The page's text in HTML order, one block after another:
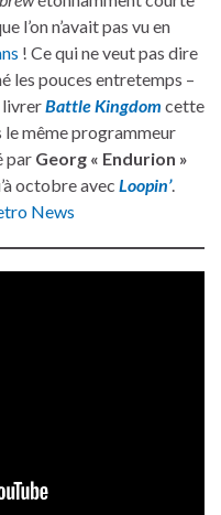
l’on n’avait pas vu en
! Ce qui ne veut pas dire
les pouces entretemps –
livrerBattle Kingdom cette
le même programmeur
par Georg « Endurion »
octobre avec Loopin’.
News